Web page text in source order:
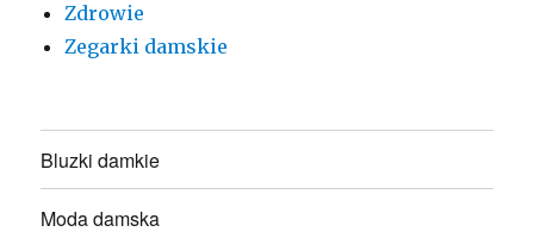
Zdrowie
Zegarki damskie
Bluzki damkie
Moda damska